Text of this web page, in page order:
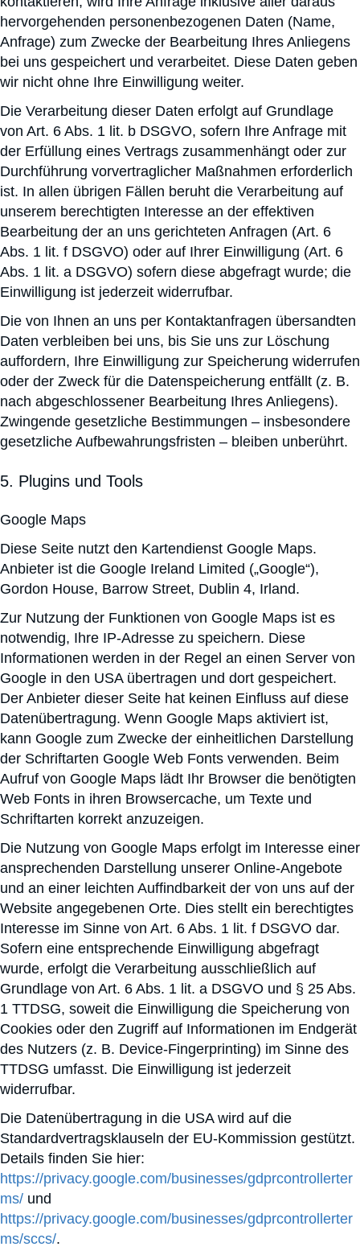
hervorgehenden personenbezogenen Daten (Name,
Anfrage) zum Zwecke der Bearbeitung Ihres Anliegens
bei uns gespeichert und verarbeitet. Diese Daten geben
wir nicht ohne Ihre Einwilligung weiter.
Die Verarbeitung dieser Daten erfolgt auf Grundlage
von Art. 6 Abs. 1 lit. b DSGVO, sofern Ihre Anfrage mit
der Erfüllung eines Vertrags zusammenhängt oder zur
Durchführung vorvertraglicher Maßnahmen erforderlich
ist. In allen übrigen Fällen beruht die Verarbeitung auf
unserem berechtigten Interesse an der effektiven
Bearbeitung der an uns gerichteten Anfragen (Art. 6
Abs. 1 lit. f DSGVO) oder auf Ihrer Einwilligung (Art. 6
Abs. 1 lit. a DSGVO) sofern diese abgefragt wurde; die
Einwilligung ist jederzeit widerrufbar.
Die von Ihnen an uns per Kontaktanfragen übersandten
Daten verbleiben bei uns, bis Sie uns zur Löschung
auffordern, Ihre Einwilligung zur Speicherung widerrufen
oder der Zweck für die Datenspeicherung entfällt (z. B.
nach abgeschlossener Bearbeitung Ihres Anliegens).
Zwingende gesetzliche Bestimmungen – insbesondere
gesetzliche Aufbewahrungsfristen – bleiben unberührt.
5. Plugins und Tools
Google Maps
Diese Seite nutzt den Kartendienst Google Maps.
Anbieter ist die Google Ireland Limited („Google“),
Gordon House, Barrow Street, Dublin 4, Irland.
Zur Nutzung der Funktionen von Google Maps ist es
notwendig, Ihre IP-Adresse zu speichern. Diese
Informationen werden in der Regel an einen Server von
Google in den USA übertragen und dort gespeichert.
Der Anbieter dieser Seite hat keinen Einfluss auf diese
Datenübertragung. Wenn Google Maps aktiviert ist,
kann Google zum Zwecke der einheitlichen Darstellung
der Schriftarten Google Web Fonts verwenden. Beim
Aufruf von Google Maps lädt Ihr Browser die benötigten
Web Fonts in ihren Browsercache, um Texte und
Schriftarten korrekt anzuzeigen.
Die Nutzung von Google Maps erfolgt im Interesse einer
ansprechenden Darstellung unserer Online-Angebote
und an einer leichten Auffindbarkeit der von uns auf der
Website angegebenen Orte. Dies stellt ein berechtigtes
Interesse im Sinne von Art. 6 Abs. 1 lit. f DSGVO dar.
Sofern eine entsprechende Einwilligung abgefragt
wurde, erfolgt die Verarbeitung ausschließlich auf
Grundlage von Art. 6 Abs. 1 lit. a DSGVO und § 25 Abs.
1 TTDSG, soweit die Einwilligung die Speicherung von
Cookies oder den Zugriff auf Informationen im Endgerät
des Nutzers (z. B. Device-Fingerprinting) im Sinne des
TTDSG umfasst. Die Einwilligung ist jederzeit
widerrufbar.
Die Datenübertragung in die USA wird auf die
Standardvertragsklauseln der EU-Kommission gestützt.
Details finden Sie hier:
https://privacy.google.com/businesses/gdprcontrollerter
ms/ und
https://privacy.google.com/businesses/gdprcontrollerter
ms/sccs/.